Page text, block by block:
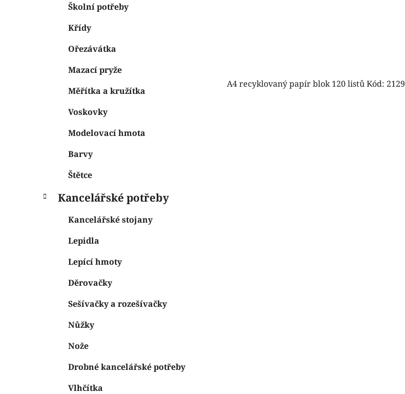
Školní potřeby
Křídy
Ořezávátka
Mazací pryže
Měřítka a kružítka
Voskovky
Modelovací hmota
Barvy
Štětce
Kancelářské potřeby
Kancelářské stojany
Lepidla
Lepící hmoty
Děrovačky
Sešívačky a rozešívačky
Nůžky
Nože
Drobné kancelářské potřeby
Vlhčítka
A4 recyklovaný papír blok 120 listů Kód: 2129